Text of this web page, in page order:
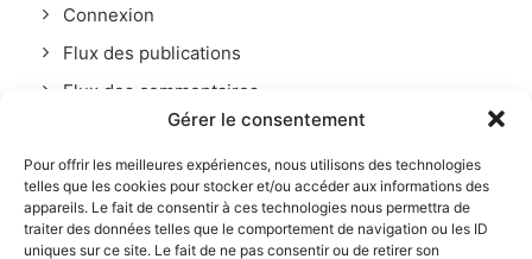
Gérer le consentement
Pour offrir les meilleures expériences, nous utilisons des technologies
telles que les cookies pour stocker et/ou accéder aux informations des
appareils. Le fait de consentir à ces technologies nous permettra de
traiter des données telles que le comportement de navigation ou les ID
uniques sur ce site. Le fait de ne pas consentir ou de retirer son
Connexion
Flux des publications
Flux des commentaires
Site de WordPress-FR